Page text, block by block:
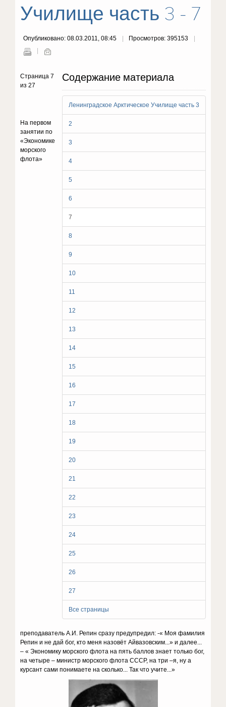
Училище часть 3 - 7
Опубликовано: 08.03.2011, 08:45 Просмотров: 395153
Содержание материала
Ленинградское Арктическое Училище часть 3
2
3
4
5
6
7
8
9
10
11
12
13
14
15
16
17
18
19
20
21
22
23
24
25
26
27
Все страницы
Страница 7
из 27
На первом
занятии по
«Экономике
морского
флота»
преподаватель А.И. Репин сразу предупредил: -« Моя фамилия
Репин и не дай бог, кто меня назовёт Айвазовским...» и далее...
– « Экономику морского флота на пять баллов знает только бог,
на четыре – министр морского флота СССР, на три –я, ну а
курсант сами понимаете на сколько... Так что учите...»